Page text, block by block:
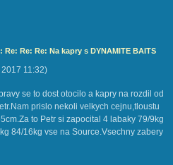
Re: Re: Re: Na kapry s DYNAMITE BAITS
11:32)
se to dost otocilo a kapry na rozdil od
prislo nekoli velkych cejnu,tloustu
to Petr si zapocital 4 labaky 79/9kg
84/16kg vse na Source.Vsechny zabery